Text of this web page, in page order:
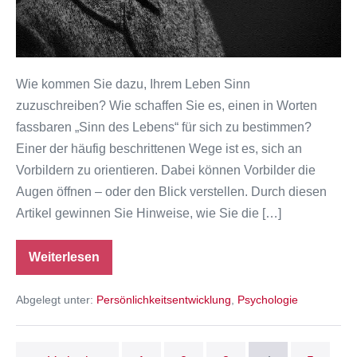
Wie kommen Sie dazu, Ihrem Leben Sinn
zuzuschreiben? Wie schaffen Sie es, einen in Worten
fassbaren „Sinn des Lebens“ für sich zu bestimmen?
Einer der häufig beschrittenen Wege ist es, sich an
Vorbildern zu orientieren. Dabei können Vorbilder die
Augen öffnen – oder den Blick verstellen. Durch diesen
Artikel gewinnen Sie Hinweise, wie Sie die […]
Weiterlesen
Sinnsuche:
Unsere
unser
Abgelegt unter: Persönlichkeitsentwicklung Psychologie